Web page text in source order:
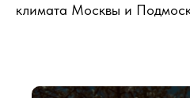
климата Москвы и